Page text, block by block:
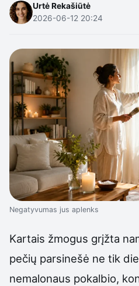
Urtė Rekašiūtė
2026-06-12 20:24
Negatyvumas jus aplenks
Kartais žmogus grįžta
pečių parsinešė ne tik
nemalonaus pokalbio,